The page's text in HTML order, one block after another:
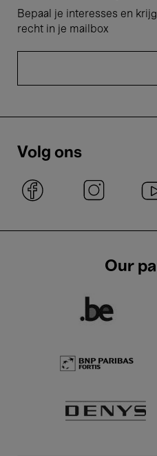
Bepaal je interesses en
recht in je mailbox
Volg ons
Our